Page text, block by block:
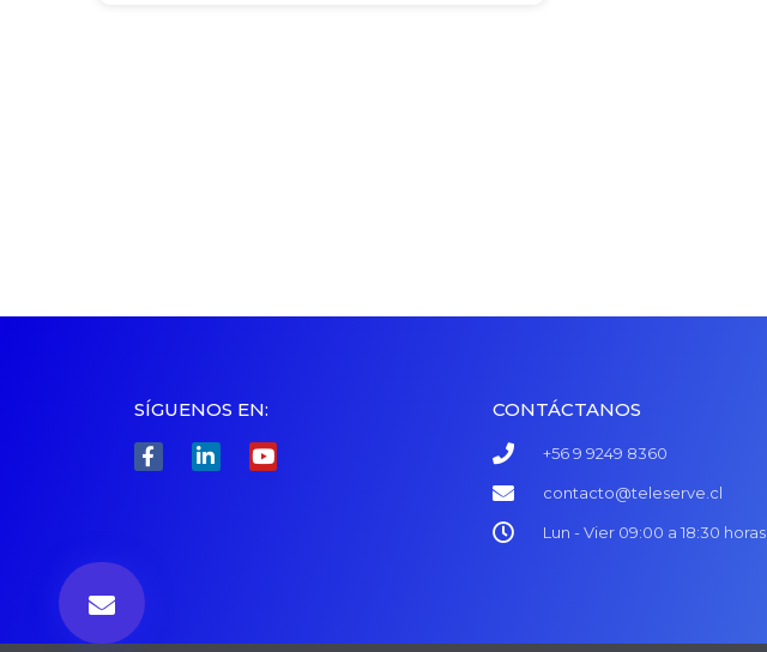
SÍGUENOS EN: CONTÁCTANOS
+56 9 9249 8360
contacto@teleserve.cl
Lun - Vier 09:00 a 18:30 horas